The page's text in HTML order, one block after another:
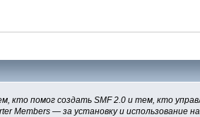
кто помог создать SMF 2.0 и тем, кто
Members — за установку и использование